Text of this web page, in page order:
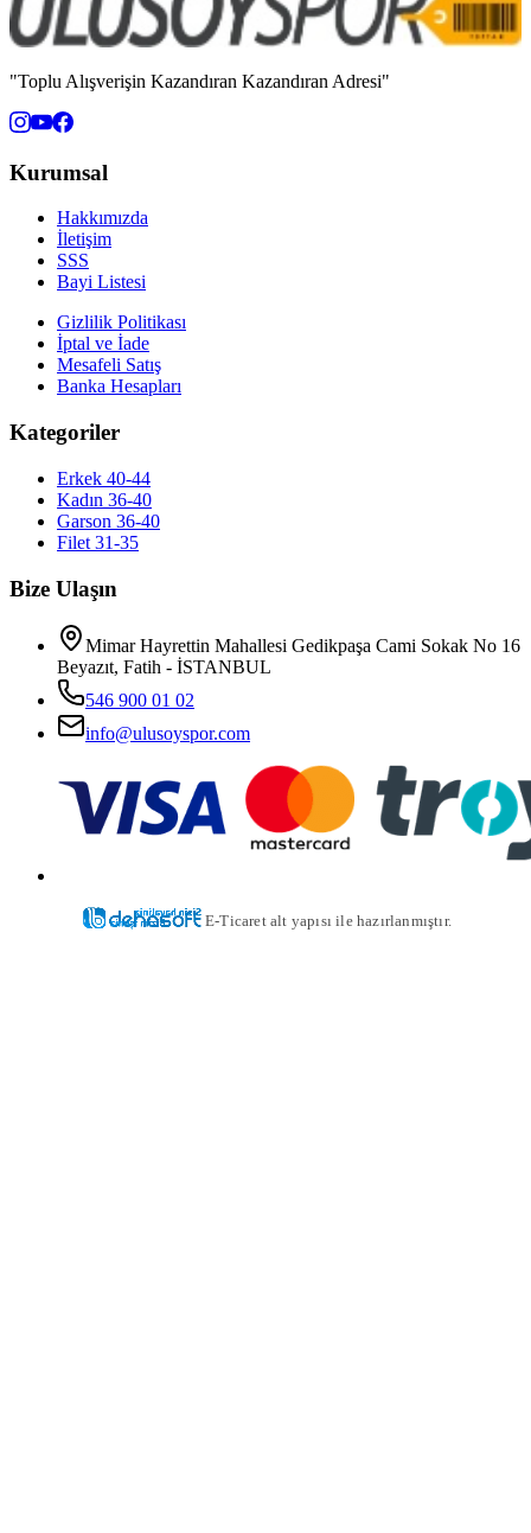
"Toplu Alışverişin Kazandıran Kazandıran Adresi"
Kurumsal
Hakkımızda
İletişim
SSS
Bayi Listesi
Gizlilik Politikası
İptal ve İade
Mesafeli Satış
Banka Hesapları
Kategoriler
Erkek 40-44
Kadın 36-40
Garson 36-40
Filet 31-35
Bize Ulaşın
Mimar Hayrettin Mahallesi Gedikpaşa Cami Sokak No 16
Beyazıt, Fatih - İSTANBUL
546 900 01 02
info@ulusoyspor.com
E-Ticaret alt yapısı ile hazırlanmıştır.